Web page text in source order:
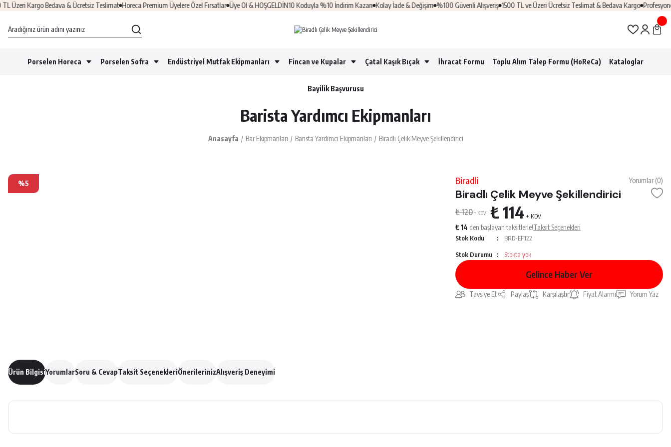
Bedava & Ücretsiz Teslimat Horeca Premium Üyelere Özel Fırsatlar Üye Ol & HOŞGELDİN10 Koduyla %10 İndirim Kazan Kolay İade & Değişim %100 Güvenli Alışveriş 1500 TL ve Üzeri Ücretsiz Teslimat & Bedava Kargo Profesyonel Horeca
Porselen Horeca Porselen Sofra Endüstriyel Mutfak Ekipmanları Fincan ve Kupalar Çatal Kaşık Bıçak İhracat Formu Toplu Alım Talep Formu (HoReCa) Kataloglar
Bayilik Başvurusu
Barista Yardımcı Ekipmanları
Anasayfa Bar Ekipmanları Barista Yardımcı Ekipmanları Biradlı Çelik Meyve Şekillendirici
%5 Biradli Yorumlar (0)
Biradlı Çelik Meyve Şekillendirici
₺ 120+ KDV ₺ 114 + KDV
₺ 14 den başlayan taksitlerle!Taksit Seçenekleri
Stok Kodu BRD-EF122
Stok Durumu Stokta yok
Gelince Haber Ver
Tavsiye Et Paylaş Karşılaştır Fiyat Alarmı Yorum Yaz
Ürün BilgisiYorumlarSoru & CevapTaksit SeçenekleriÖnerilerinizAlışveriş Deneyimi